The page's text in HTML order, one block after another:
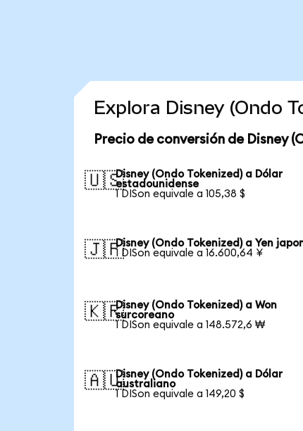
Explora Disney (Ondo
Precio de conversión de Disney
🇺🇸Disney (Ondo Tokenized) a Dólar
estadounidense
1 DISon equivale a 105,38 $
🇯🇵Disney (Ondo Tokenized) a Yen
1 DISon equivale a 16.600,64 ¥
🇰🇷Disney (Ondo Tokenized) a Won
surcoreano
1 DISon equivale a 148.572,6 ₩
🇦🇺Disney (Ondo Tokenized) a Dólar
australiano
1 DISon equivale a 149,20 $